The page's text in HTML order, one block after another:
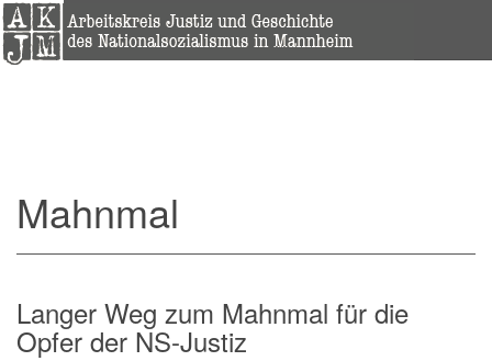
Mahnmal
Langer Weg zum Mahnmal für die
Opfer der NS-Justiz